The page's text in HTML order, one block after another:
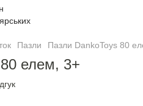
Пазли Пазли DankoToys 80
елем, 3+